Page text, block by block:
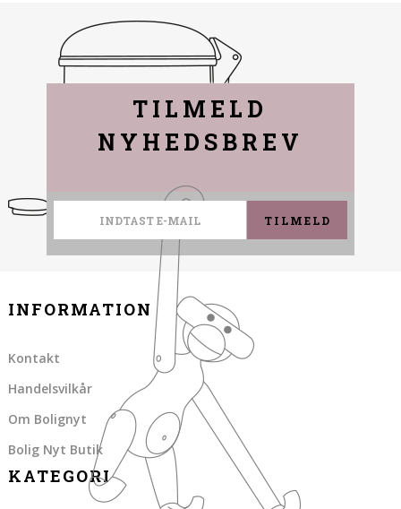
TILMELD
NYHEDSBREV
TILMELD
INFORMATION
Kontakt
Handelsvilkår
Om Bolignyt
Bolig Nyt Butik
KATEGORI